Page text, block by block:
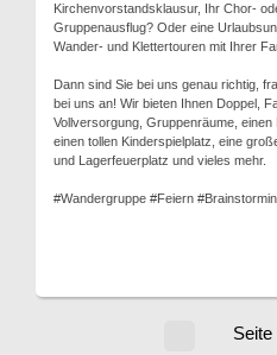
Kirchenvorstandsklausur, Ihr Chor-
Gruppenausflug? Oder eine
Wander- und Klettertouren mit Ihrer
Dann sind Sie bei uns genau richtig,
bei uns an! Wir bieten Ihnen Doppel,
Vollversorgung, Gruppenräume,
einen tollen Kinderspielplatz, eine
und Lagerfeuerplatz und vieles mehr.
#Wandergruppe #Feiern
Seite